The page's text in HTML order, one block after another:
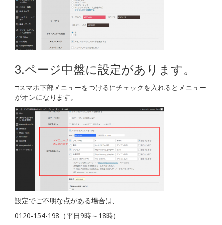
3.ページ中盤に設定があります。
□スマホ下部メニューをつけるにチェックを入れるとメニュー
がオンになります。
設定でご不明な点がある場合は、
0120-154-198（平日9時～18時）